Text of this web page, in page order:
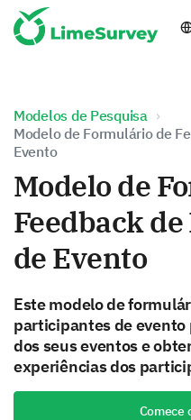
Modelos de Pesquisa
Modelo de Formulário de
Evento
Modelo de
Feedback
de Evento
Este modelo de
participantes de evento
dos seus eventos e
experiências dos
Comece